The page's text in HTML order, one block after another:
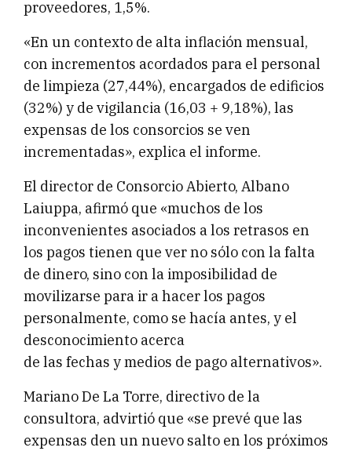
proveedores, 1,5%.
«En un contexto de alta inflación mensual,
con incrementos acordados para el personal
de limpieza (27,44%), encargados de edificios
(32%) y de vigilancia (16,03 + 9,18%), las
expensas de los consorcios se ven
incrementadas», explica el informe.
El director de Consorcio Abierto, Albano
Laiuppa, afirmó que «muchos de los
inconvenientes asociados a los retrasos en
los pagos tienen que ver no sólo con la falta
de dinero, sino con la imposibilidad de
movilizarse para ir a hacer los pagos
personalmente, como se hacía antes, y el
desconocimiento acerca
de las fechas y medios de pago alternativos».
Mariano De La Torre, directivo de la
consultora, advirtió que «se prevé que las
expensas den un nuevo salto en los próximos